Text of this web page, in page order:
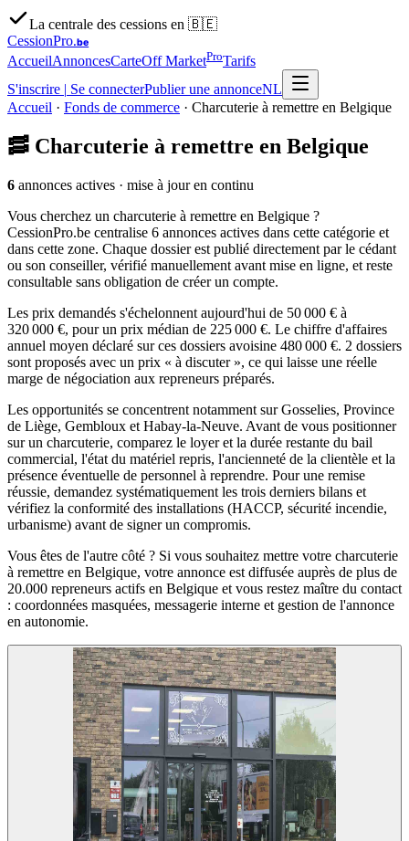
La centrale des cessions en 🇧🇪
CessionPro.be
AccueilAnnoncesCarteOff MarketProTarifs
S'inscrire | Se connecterPublier une annonceNL
Accueil · Fonds de commerce · Charcuterie à remettre en Belgique
🥓 Charcuterie à remettre en Belgique
6 annonces actives · mise à jour en continu
Vous cherchez un charcuterie à remettre en Belgique ?
CessionPro.be centralise 6 annonces actives dans cette catégorie et
dans cette zone. Chaque dossier est publié directement par le cédant
ou son conseiller, vérifié manuellement avant mise en ligne, et reste
consultable sans obligation de créer un compte.
Les prix demandés s'échelonnent aujourd'hui de 50 000 € à
320 000 €, pour un prix médian de 225 000 €. Le chiffre d'affaires
annuel moyen déclaré sur ces dossiers avoisine 480 000 €. 2 dossiers
sont proposés avec un prix « à discuter », ce qui laisse une réelle
marge de négociation aux repreneurs préparés.
Les opportunités se concentrent notamment sur Gosselies, Province
de Liège, Gembloux et Habay-la-Neuve. Avant de vous positionner
sur un charcuterie, comparez le loyer et la durée restante du bail
commercial, l'état du matériel repris, l'ancienneté de la clientèle et la
présence éventuelle de personnel à reprendre. Pour une remise
réussie, demandez systématiquement les trois derniers bilans et
vérifiez la conformité des installations (HACCP, sécurité incendie,
urbanisme) avant de signer un compromis.
Vous êtes de l'autre côté ? Si vous souhaitez mettre votre charcuterie
à remettre en Belgique, votre annonce est diffusée auprès de plus de
20.000 repreneurs actifs en Belgique et vous restez maître du contact
: coordonnées masquées, messagerie interne et gestion de l'annonce
en autonomie.